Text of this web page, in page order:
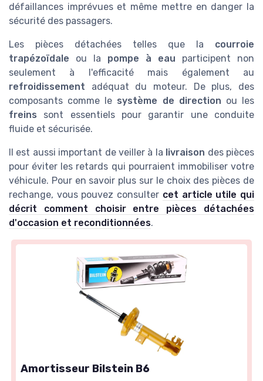
défaillances imprévues et même mettre en danger la
sécurité des passagers.
Les pièces détachées telles que la courroie
trapézoïdale ou la pompe à eau participent non
seulement à l'efficacité mais également au
refroidissement adéquat du moteur. De plus, des
composants comme le système de direction ou les
freins sont essentiels pour garantir une conduite
fluide et sécurisée.
Il est aussi important de veiller à la livraison des pièces
pour éviter les retards qui pourraient immobiliser votre
véhicule. Pour en savoir plus sur le choix des pièces de
rechange, vous pouvez consulter cet article utile qui
décrit comment choisir entre pièces détachées
d'occasion et reconditionnées.
Amortisseur Bilstein B6